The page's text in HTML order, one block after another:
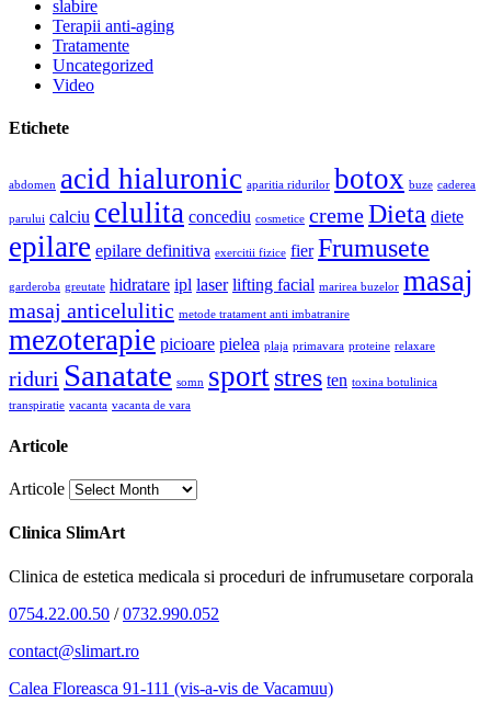
slabire
Terapii anti-aging
Tratamente
Uncategorized
Video
Etichete
abdomen acid hialuronic aparitia ridurilor botox buze caderea
parului calciu celulita concediu cosmetice cremeDieta diete
epilare epilare definitiva exercitii fizice fier Frumusete
garderoba greutate hidratare ipl laser lifting facial marirea buzelor masaj
masaj anticelulitic metode tratament anti imbatranire
mezoterapie picioare pielea plaja primavara proteine relaxare
riduri Sanatate somn sportstres ten toxina botulinica
transpiratie vacanta vacanta de vara
Articole
Articole
Clinica SlimArt
Clinica de estetica medicala si proceduri de infrumusetare corporala
0754.22.00.50 /0732.990.052
contact@slimart.ro
Calea Floreasca 91-111 (vis-a-vis de Vacamuu)